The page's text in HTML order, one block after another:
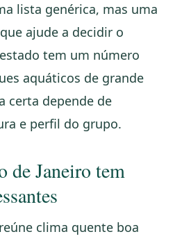
lista genérica, mas uma
ajude a decidir o
tem um número
aquáticos de grande
certa depende de
e perfil do grupo.
de Janeiro tem
clima quente boa